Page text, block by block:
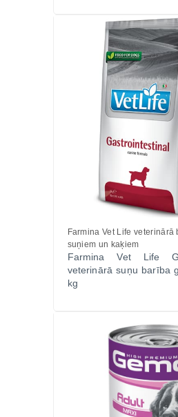
Farmina Vet Life veterinārā
suņiem un kaķiem
Farmina Vet Life
veterinārā suņu barība
kg